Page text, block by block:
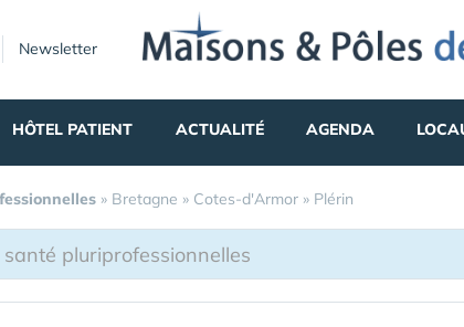
Newsletter
HÔTEL PATIENT ACTUALITÉ AGENDA
» Bretagne » Cotes-d'Armor » Plérin